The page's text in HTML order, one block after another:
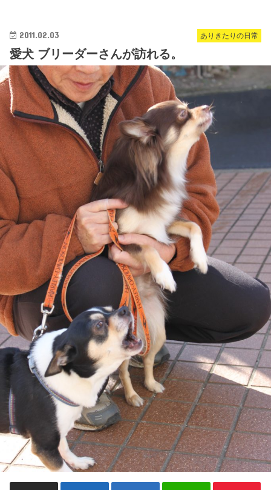
ありきたりの日常
2011.02.03
愛犬 ブリーダーさんが訪れる。